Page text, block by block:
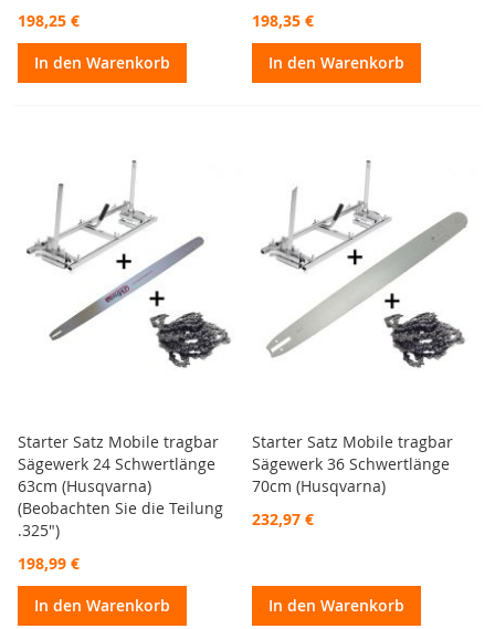
198,25 €
In den Warenkorb
198,35 €
In den Warenkorb
Starter Satz Mobile tragbar
Sägewerk 24 Schwertlänge
63cm (Husqvarna)
(Beobachten Sie die Teilung
.325")
198,99 €
In den Warenkorb
Starter Satz Mobile tragbar
Sägewerk 36 Schwertlänge
70cm (Husqvarna)
232,97 €
In den Warenkorb